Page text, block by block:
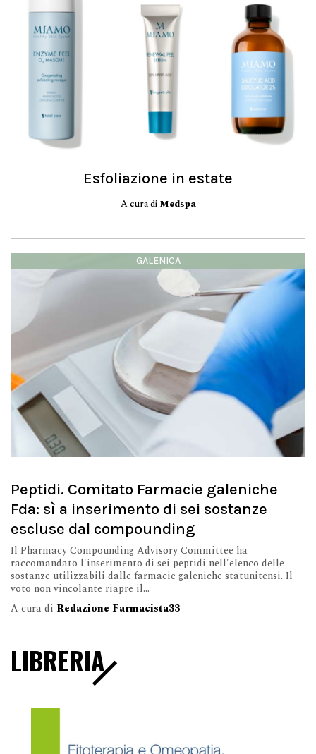
Esfoliazione in estate
A cura di Medspa
GALENICA
Peptidi. Comitato Farmacie galeniche
Fda: sì a inserimento di sei sostanze
escluse dal compounding
Il Pharmacy Compounding Advisory Committee ha
raccomandato l'inserimento di sei peptidi nell'elenco delle
sostanze utilizzabili dalle farmacie galeniche statunitensi. Il
voto non vincolante riapre il...
A cura di Redazione Farmacista33
LIBRERIA